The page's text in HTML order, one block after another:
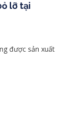
lỡ tại
được sản xuất